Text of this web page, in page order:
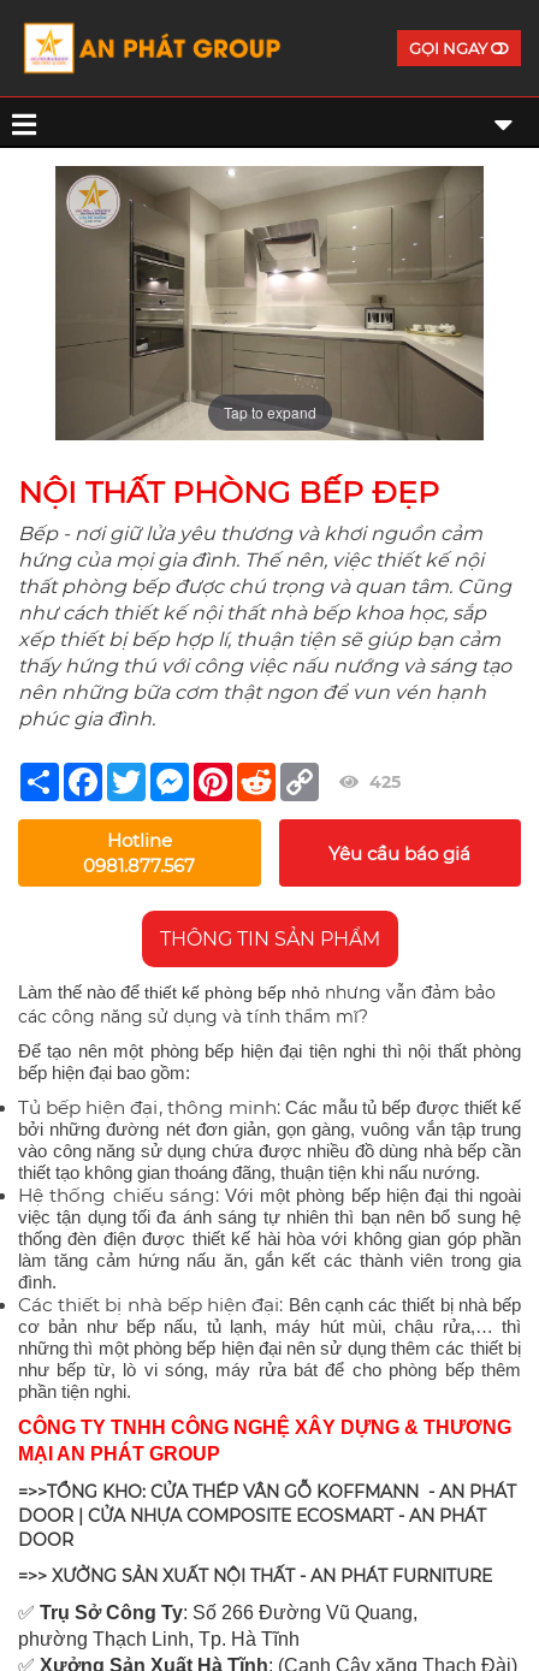
GỌI NGAY
Tap to expand
NỘI THẤT PHÒNG BẾP ĐẸP
Bếp - nơi giữ lửa yêu thương và khơi nguồn cảm
hứng của mọi gia đình. Thế nên, việc thiết kế nội
thất phòng bếp được chú trọng và quan tâm. Cũng
như cách thiết kế nội thất nhà bếp khoa học, sắp
xếp thiết bị bếp hợp lí, thuận tiện sẽ giúp bạn cảm
thấy hứng thú với công việc nấu nướng và sáng tạo
nên những bữa cơm thật ngon để vun vén hạnh
phúc gia đình.
Share Facebook
TwitterMessengerPinterest
Reddit Copy
Link
425
Hotline
0981.877.567
Yêu cầu báo giá
THÔNG TIN SẢN PHẨM
Làm thế nào để thiết kế phòng bếp nhỏ nhưng vẫn đảm bảo
các công năng sử dụng và tính thẩm mĩ?
Để tạo nên một phòng bếp hiện đại tiện nghi thì nội thất phòng
bếp hiện đại bao gồm:
Tủ bếp hiện đại, thông minh: Các mẫu tủ bếp được thiết kế
bởi những đường nét đơn giản, gọn gàng, vuông vắn tập trung
vào công năng sử dụng chứa được nhiều đồ dùng nhà bếp cần
thiết tạo không gian thoáng đãng, thuận tiện khi nấu nướng.
Hệ thống chiếu sáng:Với một phòng bếp hiện đại thi ngoài
việc tận dụng tối đa ánh sáng tự nhiên thì bạn nên bổ sung hệ
thống đèn điện được thiết kế hài hòa với không gian góp phần
làm tăng cảm hứng nấu ăn, gắn kết các thành viên trong gia
đình.
Các thiết bị nhà bếp hiện đại: Bên cạnh các thiết bị nhà bếp
cơ bản như bếp nấu, tủ lạnh, máy hút mùi, chậu rửa,… thì
những thì một phòng bếp hiện đại nên sử dụng thêm các thiết bị
như bếp từ, lò vi sóng, máy rửa bát để cho phòng bếp thêm
phần tiện nghi.
CÔNG TY TNHH CÔNG NGHỆ XÂY DỰNG & THƯƠNG
MẠI AN PHÁT GROUP
=>>TỔNG KHO: CỬA THÉP VÂN GỖ KOFFMANN - AN PHÁT
DOOR | CỬA NHỰA COMPOSITE ECOSMART - AN PHÁT
DOOR
=>> XƯỞNG SẢN XUẤT NỘI THẤT - AN PHÁT FURNITURE
✅ Trụ Sở Công Ty: Số 266 Đường Vũ Quang,
phường Thạch Linh, Tp. Hà Tĩnh
✅ Xưởng Sản Xuất Hà Tĩnh: (Cạnh Cây xăng Thạch Đài)